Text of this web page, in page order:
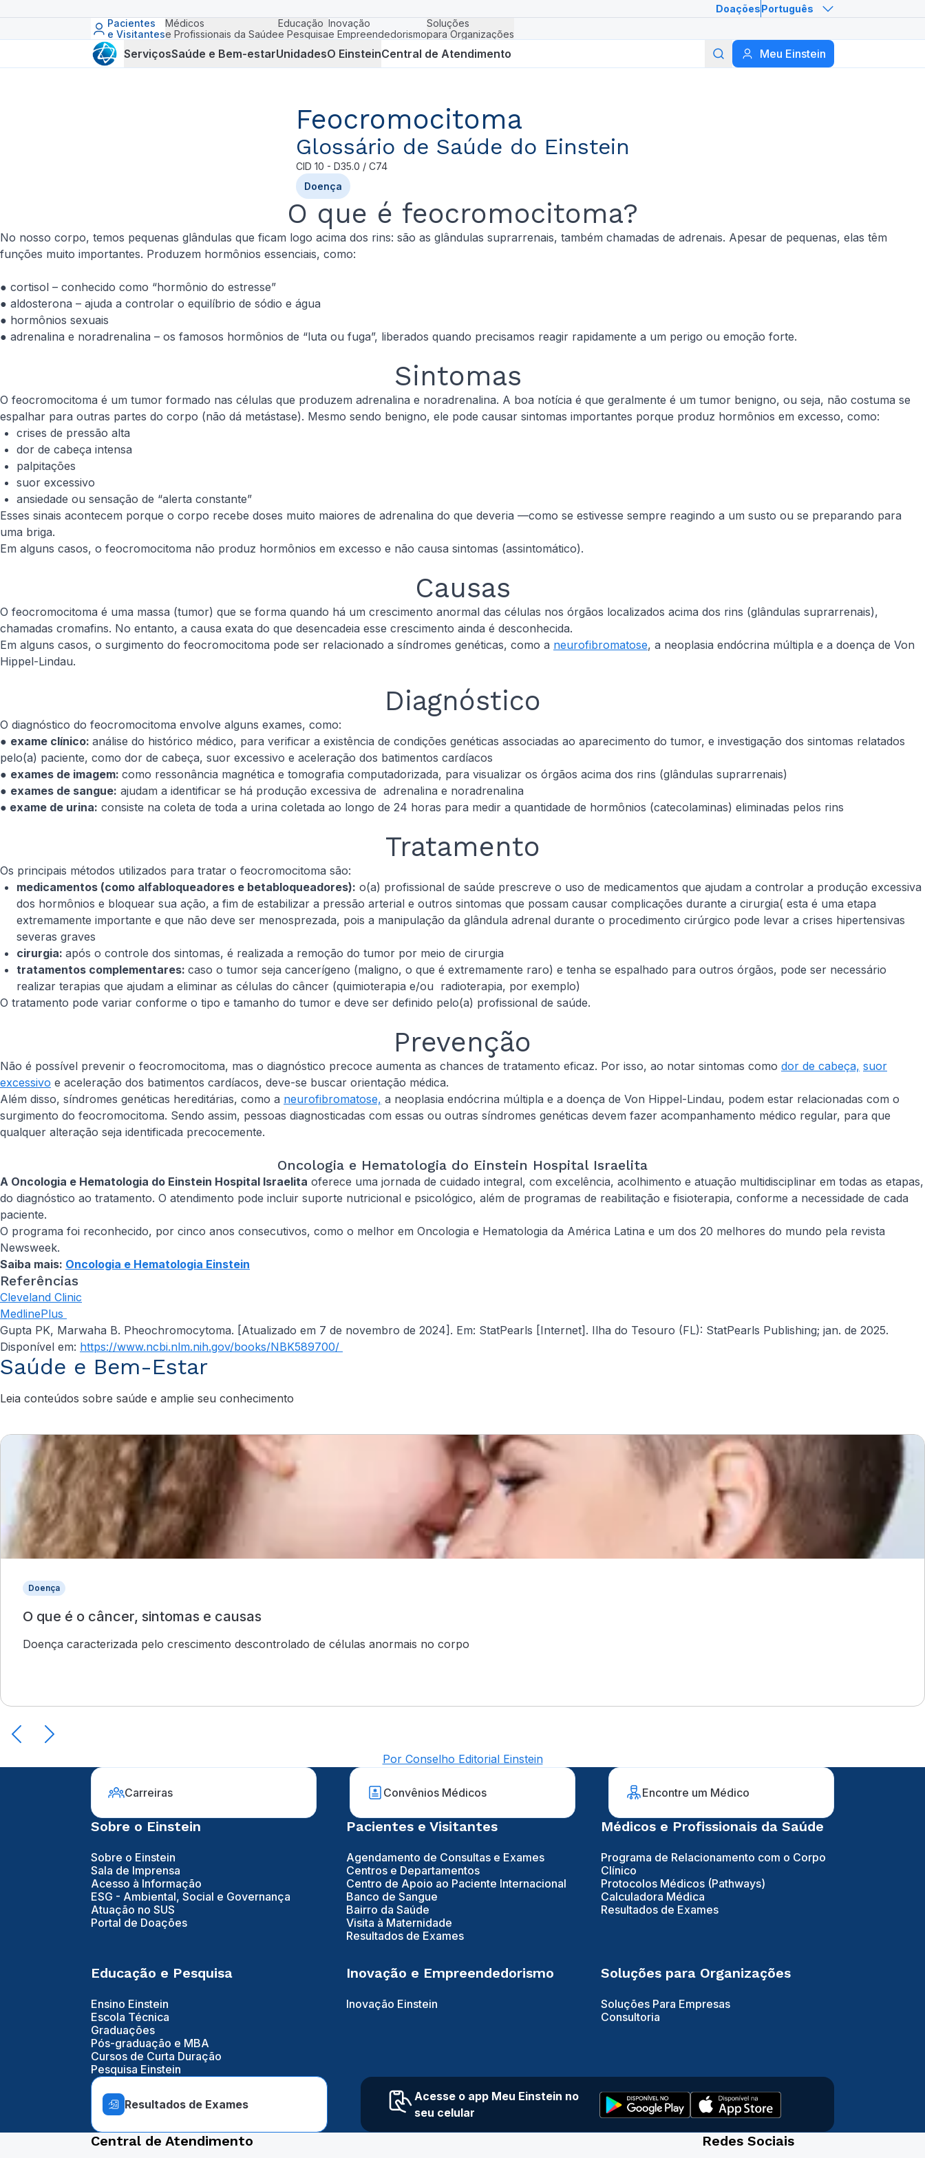
DoaçõesPortuguês
Pacientes
e Visitantes
Médicos
e Profissionais da Saúde
Educação
e Pesquisa
Inovação
e Empreendedorismo
Soluções
para Organizações
ServiçosSaúde e Bem-estarUnidadesO EinsteinCentral de Atendimento Meu Einstein
Buscar
Feocromocitoma
Glossário de Saúde do Einstein
CID 10 - D35.0 / C74
Doença
O que é feocromocitoma?
No nosso corpo, temos pequenas glândulas que ficam logo acima dos rins: são as glândulas suprarrenais, também chamadas de adrenais. Apesar de pequenas, elas têm
funções muito importantes. Produzem hormônios essenciais, como:
● cortisol – conhecido como “hormônio do estresse”
● aldosterona – ajuda a controlar o equilíbrio de sódio e água
● hormônios sexuais
● adrenalina e noradrenalina – os famosos hormônios de “luta ou fuga”, liberados quando precisamos reagir rapidamente a um perigo ou emoção forte.
Sintomas
O feocromocitoma é um tumor formado nas células que produzem adrenalina e noradrenalina. A boa notícia é que geralmente é um tumor benigno, ou seja, não costuma se
espalhar para outras partes do corpo (não dá metástase). Mesmo sendo benigno, ele pode causar sintomas importantes porque produz hormônios em excesso, como:
crises de pressão alta
dor de cabeça intensa
palpitações
suor excessivo
ansiedade ou sensação de “alerta constante”
Esses sinais acontecem porque o corpo recebe doses muito maiores de adrenalina do que deveria —como se estivesse sempre reagindo a um susto ou se preparando para
uma briga.
Em alguns casos, o feocromocitoma não produz hormônios em excesso e não causa sintomas (assintomático).
Causas
O feocromocitoma é uma massa (tumor) que se forma quando há um crescimento anormal das células nos órgãos localizados acima dos rins (glândulas suprarrenais),
chamadas cromafins. No entanto, a causa exata do que desencadeia esse crescimento ainda é desconhecida.
Em alguns casos, o surgimento do feocromocitoma pode ser relacionado a síndromes genéticas, como a neurofibromatose, a neoplasia endócrina múltipla e a doença de Von
Hippel-Lindau.
Diagnóstico
O diagnóstico do feocromocitoma envolve alguns exames, como:
● exame clínico: análise do histórico médico, para verificar a existência de condições genéticas associadas ao aparecimento do tumor, e investigação dos sintomas relatados
pelo(a) paciente, como dor de cabeça, suor excessivo e aceleração dos batimentos cardíacos
● exames de imagem: como ressonância magnética e tomografia computadorizada, para visualizar os órgãos acima dos rins (glândulas suprarrenais)
● exames de sangue: ajudam a identificar se há produção excessiva de adrenalina e noradrenalina
● exame de urina: consiste na coleta de toda a urina coletada ao longo de 24 horas para medir a quantidade de hormônios (catecolaminas) eliminadas pelos rins
Tratamento
Os principais métodos utilizados para tratar o feocromocitoma são:
medicamentos (como alfabloqueadores e betabloqueadores): o(a) profissional de saúde prescreve o uso de medicamentos que ajudam a controlar a produção excessiva
dos hormônios e bloquear sua ação, a fim de estabilizar a pressão arterial e outros sintomas que possam causar complicações durante a cirurgia( esta é uma etapa
extremamente importante e que não deve ser menosprezada, pois a manipulação da glândula adrenal durante o procedimento cirúrgico pode levar a crises hipertensivas
severas graves
cirurgia: após o controle dos sintomas, é realizada a remoção do tumor por meio de cirurgia
tratamentos complementares: caso o tumor seja cancerígeno (maligno, o que é extremamente raro) e tenha se espalhado para outros órgãos, pode ser necessário
realizar terapias que ajudam a eliminar as células do câncer (quimioterapia e/ou radioterapia, por exemplo)
O tratamento pode variar conforme o tipo e tamanho do tumor e deve ser definido pelo(a) profissional de saúde.
Prevenção
Não é possível prevenir o feocromocitoma, mas o diagnóstico precoce aumenta as chances de tratamento eficaz. Por isso, ao notar sintomas como dor de cabeça, suor
excessivo e aceleração dos batimentos cardíacos, deve-se buscar orientação médica.
Além disso, síndromes genéticas hereditárias, como a neurofibromatose, a neoplasia endócrina múltipla e a doença de Von Hippel-Lindau, podem estar relacionadas com o
surgimento do feocromocitoma. Sendo assim, pessoas diagnosticadas com essas ou outras síndromes genéticas devem fazer acompanhamento médico regular, para que
qualquer alteração seja identificada precocemente.
Oncologia e Hematologia do Einstein Hospital Israelita
A Oncologia e Hematologia do Einstein Hospital Israelita oferece uma jornada de cuidado integral, com excelência, acolhimento e atuação multidisciplinar em todas as etapas,
do diagnóstico ao tratamento. O atendimento pode incluir suporte nutricional e psicológico, além de programas de reabilitação e fisioterapia, conforme a necessidade de cada
paciente.
O programa foi reconhecido, por cinco anos consecutivos, como o melhor em Oncologia e Hematologia da América Latina e um dos 20 melhores do mundo pela revista
Newsweek.
Saiba mais: Oncologia e Hematologia Einstein
Referências
Cleveland Clinic
MedlinePlus
Gupta PK, Marwaha B. Pheochromocytoma. [Atualizado em 7 de novembro de 2024]. Em: StatPearls [Internet]. Ilha do Tesouro (FL): StatPearls Publishing; jan. de 2025.
Disponível em: https://www.ncbi.nlm.nih.gov/books/NBK589700/
Saúde e Bem-Estar
Leia conteúdos sobre saúde e amplie seu conhecimento
Doença
O que é o câncer, sintomas e causas
Doença caracterizada pelo crescimento descontrolado de células anormais no corpo
Por Conselho Editorial Einstein
Carreiras Convênios Médicos Encontre um Médico
Sobre o Einstein
Sobre o Einstein
Sala de Imprensa
Acesso à Informação
ESG - Ambiental, Social e Governança
Atuação no SUS
Portal de Doações
Pacientes e Visitantes
Agendamento de Consultas e Exames
Centros e Departamentos
Centro de Apoio ao Paciente Internacional
Banco de Sangue
Bairro da Saúde
Visita à Maternidade
Resultados de Exames
Médicos e Profissionais da Saúde
Programa de Relacionamento com o Corpo
Clínico
Protocolos Médicos (Pathways)
Calculadora Médica
Resultados de Exames
Educação e Pesquisa
Ensino Einstein
Escola Técnica
Graduações
Pós-graduação e MBA
Cursos de Curta Duração
Pesquisa Einstein
Inovação e Empreendedorismo
Inovação Einstein
Soluções para Organizações
Soluções Para Empresas
Consultoria
Resultados de Exames
Acesse o app Meu Einstein no
seu celular
Central de Atendimento Redes Sociais